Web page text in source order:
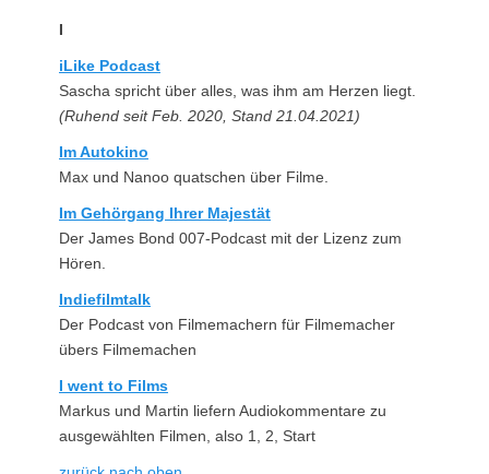
I
iLike Podcast
Sascha spricht über alles, was ihm am Herzen liegt.
(Ruhend seit Feb. 2020, Stand 21.04.2021)
Im Autokino
Max und Nanoo quatschen über Filme.
Im Gehörgang Ihrer Majestät
Der James Bond 007-Podcast mit der Lizenz zum
Hören.
Indiefilmtalk
Der Podcast von Filmemachern für Filmemacher
übers Filmemachen
I went to Films
Markus und Martin liefern Audiokommentare zu
ausgewählten Filmen, also 1, 2, Start